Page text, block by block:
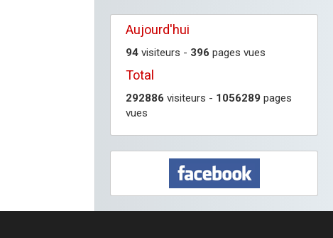
Aujourd'hui
94 visiteurs - 396 pages vues
Total
292886 visiteurs - 1056289 pages
vues